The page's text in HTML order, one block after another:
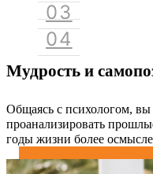
03
04
Мудрость и
Общаясь с психологом, вы
проанализировать
годы жизни более